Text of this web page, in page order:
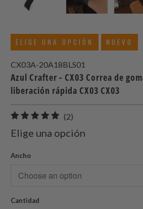
ELIGE UNA OPCIÓN NUEVO
CX03A-20A18BLS01
Azul Crafter - CX03 Correa de
liberación rápida CX03 CX03
(2)
total
Elige una opción
Ancho
Cantidad